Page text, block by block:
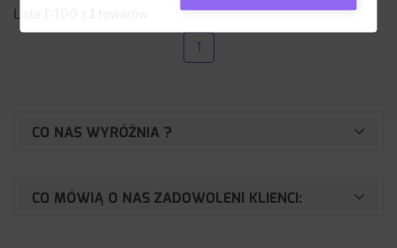
Lista 1-100 z
1
CO NAS WYRÓŻNIA ?
CO MÓWIĄ O NAS ZADOWOLENI KLIENCI: